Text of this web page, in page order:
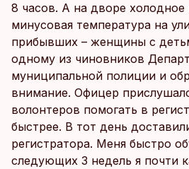
8 часов. А на дворе холодное
минусовая температура на
прибывших – женщины с
одному из чиновников
муниципальной полиции и
внимание. Офицер
волонтеров помогать в
быстрее. В тот день
регистратора. Меня быстро
следующих 3 недель я почти